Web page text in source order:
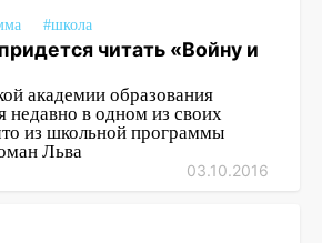
#школа
читать «Войну и
академии образования
в одном из своих
из школьной программы
Льва
03.10.2016